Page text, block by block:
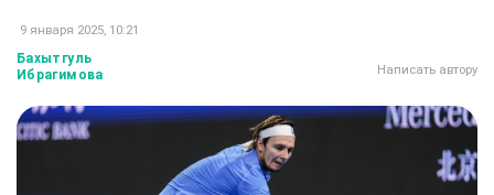
9 января 2025, 10:21
Бахытгуль
Ибрагимова
Написать автору